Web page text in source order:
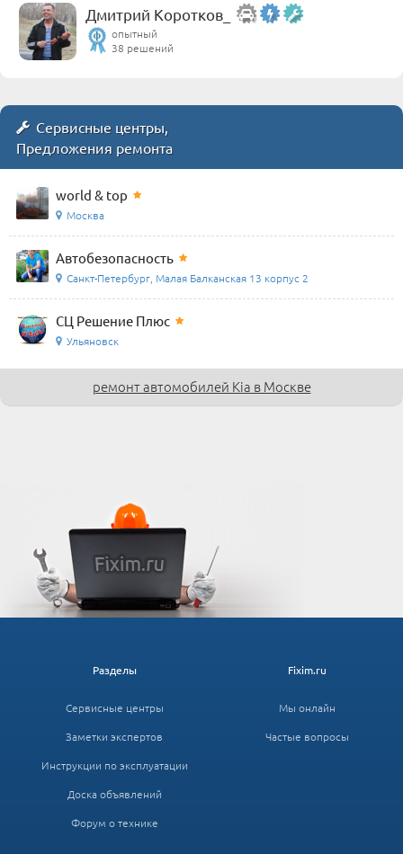
Дмитрий Коротков_
опытный
38 решений
Сервисные центры,
Предложения ремонта
world & top
Москва
Автобезопасность
Санкт-Петербург, Малая Балканская 13 корпус 2
СЦ Решение Плюс
Ульяновск
ремонт автомобилей Kia в Москве
Fixim.ru
Мы онлайн
Частые вопросы
Разделы
Сервисные центры
Заметки экспертов
Инструкции по эксплуатации
Доска объявлений
Форум о технике